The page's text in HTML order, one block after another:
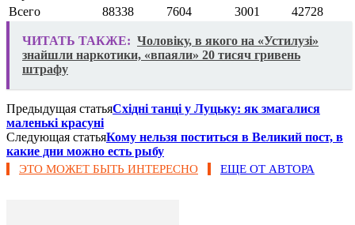
Всего
88338 7604 3001 42728
ЧИТАТЬ ТАКЖЕ: Чоловіку, в якого на «Устилузі»
знайшли наркотики, «впаяли» 20 тисяч гривень
штрафу
Предыдущая статьяСхідні танці у Луцьку: як змагалися
маленькі красуні
Следующая статьяКому нельзя поститься в Великий пост, в
какие дни можно есть рыбу
ЭТО МОЖЕТ БЫТЬ ИНТЕРЕСНО ЕЩЕ ОТ АВТОРА